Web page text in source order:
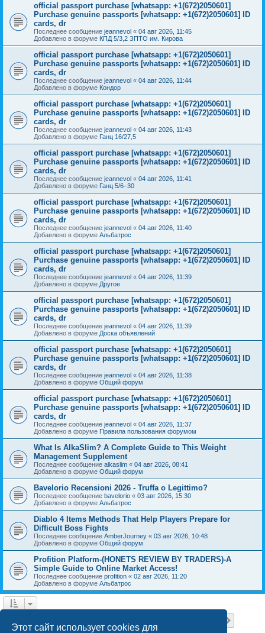
Этот сайт использует cookies для
official passport purchase [whatsapp: +1(672)2050601]
Purchase genuine passports [whatsapp: +1(672)2050601] ID
cards, dr
Последнее сообщение jeannevol « 04 авг 2026, 11:45
Добавлено в форуме КПД 5/3,2 ЗПТО им. Кирова
official passport purchase [whatsapp: +1(672)2050601]
Purchase genuine passports [whatsapp: +1(672)2050601] ID
cards, dr
Последнее сообщение jeannevol « 04 авг 2026, 11:44
Добавлено в форуме Кондор
official passport purchase [whatsapp: +1(672)2050601]
Purchase genuine passports [whatsapp: +1(672)2050601] ID
cards, dr
Последнее сообщение jeannevol « 04 авг 2026, 11:43
Добавлено в форуме Ганц 16/27,5
official passport purchase [whatsapp: +1(672)2050601]
Purchase genuine passports [whatsapp: +1(672)2050601] ID
cards, dr
Последнее сообщение jeannevol « 04 авг 2026, 11:41
Добавлено в форуме Ганц 5/6–30
official passport purchase [whatsapp: +1(672)2050601]
Purchase genuine passports [whatsapp: +1(672)2050601] ID
cards, dr
Последнее сообщение jeannevol « 04 авг 2026, 11:40
Добавлено в форуме Альбатрос
official passport purchase [whatsapp: +1(672)2050601]
Purchase genuine passports [whatsapp: +1(672)2050601] ID
cards, dr
Последнее сообщение jeannevol « 04 авг 2026, 11:39
Добавлено в форуме Другое
official passport purchase [whatsapp: +1(672)2050601]
Purchase genuine passports [whatsapp: +1(672)2050601] ID
cards, dr
Последнее сообщение jeannevol « 04 авг 2026, 11:39
Добавлено в форуме Доска объявлений
official passport purchase [whatsapp: +1(672)2050601]
Purchase genuine passports [whatsapp: +1(672)2050601] ID
cards, dr
Последнее сообщение jeannevol « 04 авг 2026, 11:38
Добавлено в форуме Общий форум
official passport purchase [whatsapp: +1(672)2050601]
Purchase genuine passports [whatsapp: +1(672)2050601] ID
cards, dr
Последнее сообщение jeannevol « 04 авг 2026, 11:37
Добавлено в форуме Правила пользования форумом
What Is AlkaSlim? A Complete Guide to This Weight
Management Supplement
Последнее сообщение alkaslim « 04 авг 2026, 08:41
Добавлено в форуме Общий форум
Bavelorio Recensioni 2026 - Truffa o Legittimo?
Последнее сообщение bavelorio « 03 авг 2026, 15:30
Добавлено в форуме Альбатрос
Diablo 4 Items Methods That Help Players Prepare for
Difficult Boss Fights
Последнее сообщение AmberJourney « 03 авг 2026, 10:48
Добавлено в форуме Общий форум
Profition Platform-(HONETS REVIEW BY TRADERS)-A
Simple Guide to Online Market Access!
Последнее сообщение profition « 02 авг 2026, 11:20
Добавлено в форуме Альбатрос